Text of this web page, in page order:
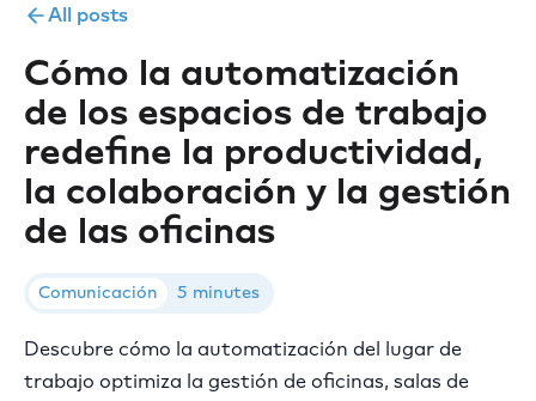
All posts
Cómo la automatización
de los espacios de trabajo
redefine la productividad,
la colaboración y la gestión
de las oficinas
Comunicación 5 minutes
Descubre cómo la automatización del lugar de
trabajo optimiza la gestión de oficinas, salas de